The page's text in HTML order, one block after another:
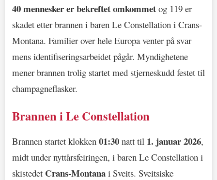
40 mennesker er bekreftet omkommet og 119 er
skadet etter brannen i baren Le Constellation i Crans-
Montana. Familier over hele Europa venter på svar
mens identifiseringsarbeidet pågår. Myndighetene
mener brannen trolig startet med stjerneskudd festet til
champagneflasker.
Brannen i Le Constellation
Brannen startet klokken 01:30 natt til 1. januar 2026,
midt under nyttårsfeiringen, i baren Le Constellation i
skistedet Crans-Montana i Sveits. Sveitsiske